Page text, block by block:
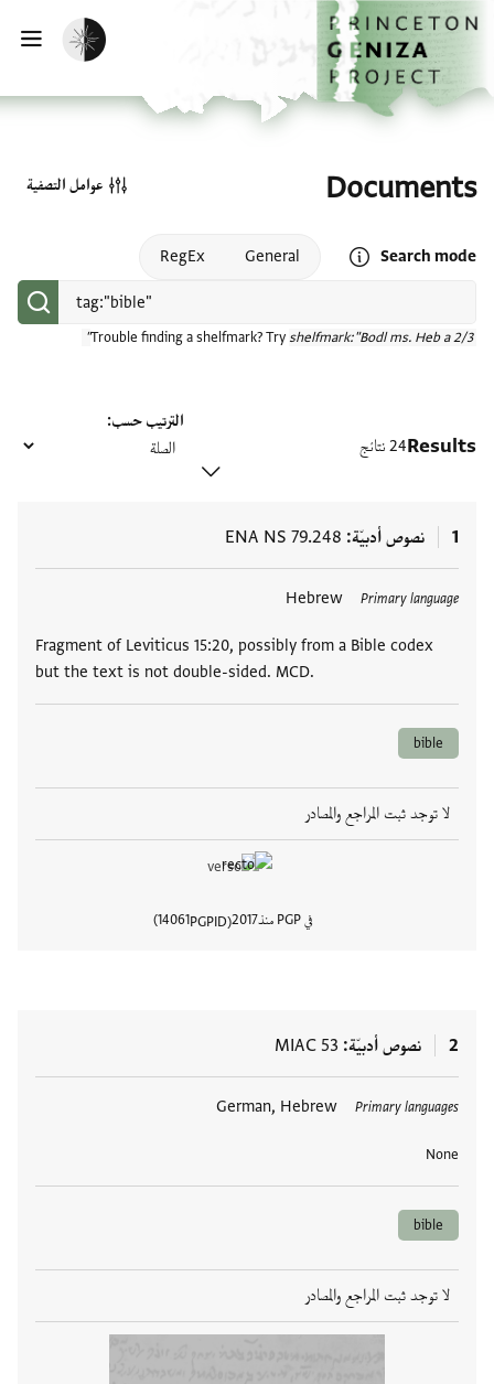
تخطي إلى المحتوى الرئيسي
الصفحة الرئيسية
تفعيل الوضع المظلم
Documents
Search mode
Open search mode help
General
RegEx
Trouble finding a shelfmark? Try shelfmark:"Bodl ms. Heb a 2/3"
عوامل التصفية
Results24 نتائج
الترتيب حسب
1 نصوص أدبيّة ENA NS 79.248
Primary language
Hebrew
Fragment of Leviticus 15:20, possibly from a Bible codex
but the text is not double-sided. MCD.
العلامات
bible
لا توجد ثبت المراجع والمصادر
في PGP منذ 2017
PGPID
14061
2 نصوص أدبيّة MIAC 53
Primary languages
German, Hebrew
None
العلامات
bible
لا توجد ثبت المراجع والمصادر